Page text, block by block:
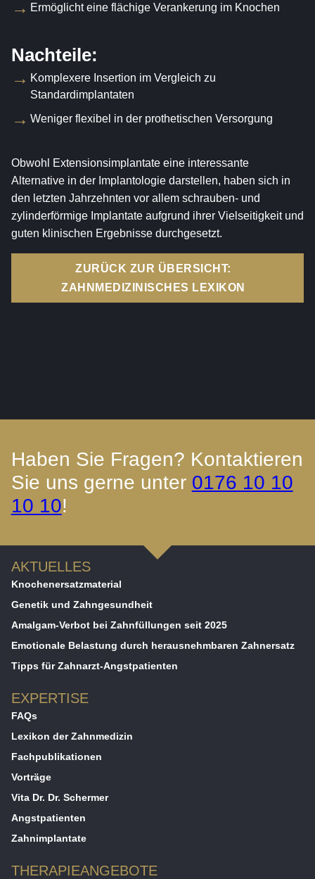
Ermöglicht eine flächige Verankerung im Knochen
Nachteile:
Komplexere Insertion im Vergleich zu
Standardimplantaten
Weniger flexibel in der prothetischen Versorgung
Obwohl Extensionsimplantate eine interessante
Alternative in der Implantologie darstellen, haben sich in
den letzten Jahrzehnten vor allem schrauben- und
zylinderförmige Implantate aufgrund ihrer Vielseitigkeit und
guten klinischen Ergebnisse durchgesetzt.
ZURÜCK ZUR ÜBERSICHT:
ZAHNMEDIZINISCHES LEXIKON
Haben Sie Fragen? Kontaktieren
Sie uns gerne unter 0176 10 10
10 10!
AKTUELLES
Knochenersatzmaterial
Genetik und Zahngesundheit
Amalgam-Verbot bei Zahnfüllungen seit 2025
Emotionale Belastung durch herausnehmbaren Zahnersatz
Tipps für Zahnarzt-Angstpatienten
EXPERTISE
FAQs
Lexikon der Zahnmedizin
Fachpublikationen
Vorträge
Vita Dr. Dr. Schermer
Angstpatienten
Zahnimplantate
THERAPIEANGEBOTE